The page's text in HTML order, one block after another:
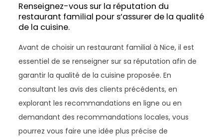
Renseignez-vous sur la réputation du
restaurant familial pour s’assurer de la qualité
de la cuisine.
Avant de choisir un restaurant familial à Nice, il est
essentiel de se renseigner sur sa réputation afin de
garantir la qualité de la cuisine proposée. En
consultant les avis des clients précédents, en
explorant les recommandations en ligne ou en
demandant des recommandations locales, vous
pourrez vous faire une idée plus précise de